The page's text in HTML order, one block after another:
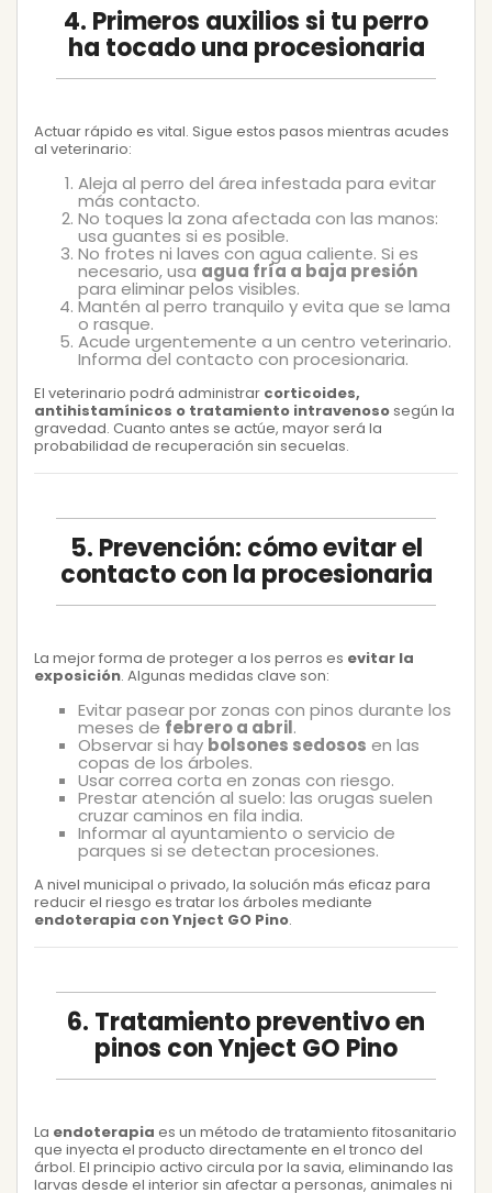
4. Primeros auxilios si tu perro
ha tocado una procesionaria
Actuar rápido es vital. Sigue estos pasos mientras acudes
al veterinario:
Aleja al perro del área infestada para evitar
más contacto.
No toques la zona afectada con las manos:
usa guantes si es posible.
No frotes ni laves con agua caliente. Si es
necesario, usa agua fría a baja presión
para eliminar pelos visibles.
Mantén al perro tranquilo y evita que se lama
o rasque.
Acude urgentemente a un centro veterinario.
Informa del contacto con procesionaria.
El veterinario podrá administrar corticoides,
antihistamínicos o tratamiento intravenososegún la
gravedad. Cuanto antes se actúe, mayor será la
probabilidad de recuperación sin secuelas.
5. Prevención: cómo evitar el
contacto con la procesionaria
La mejor forma de proteger a los perros es evitar la
exposición. Algunas medidas clave son:
Evitar pasear por zonas con pinos durante los
meses de febrero a abril.
Observar si hay bolsones sedosos en las
copas de los árboles.
Usar correa corta en zonas con riesgo.
Prestar atención al suelo: las orugas suelen
cruzar caminos en fila india.
Informar al ayuntamiento o servicio de
parques si se detectan procesiones.
A nivel municipal o privado, la solución más eficaz para
reducir el riesgo es tratar los árboles mediante
endoterapia con Ynject GO Pino.
6. Tratamiento preventivo en
pinos con Ynject GO Pino
La endoterapia es un método de tratamiento fitosanitario
que inyecta el producto directamente en el tronco del
árbol. El principio activo circula por la savia, eliminando las
larvas desde el interior sin afectar a personas, animales ni